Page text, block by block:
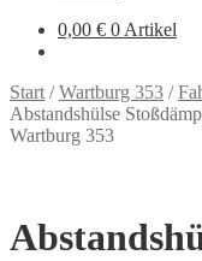
0,00 € 0 Artikel
Start /Wartburg 353 /
Abstandshülse
Wartburg 353